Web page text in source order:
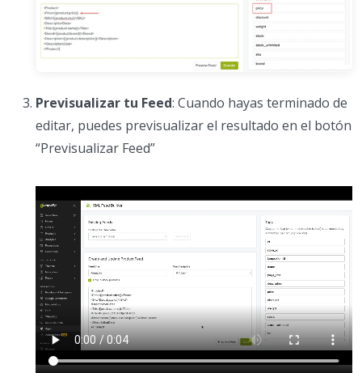
Previsualizar tu Feed: Cuando hayas terminado de
editar, puedes previsualizar el resultado en el botón
“Previsualizar Feed”